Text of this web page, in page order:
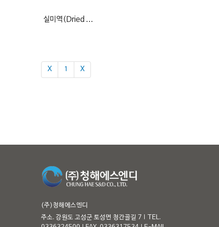
실미역(Dried ...
Χ 1 Χ
(주)청해에스엔디
주소. 강원도 고성군 토성면 청간골길 7
TEL.